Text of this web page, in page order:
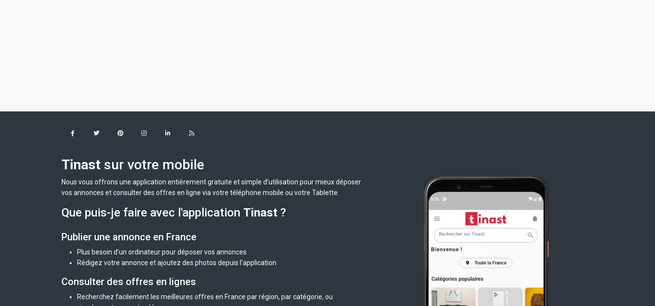
Tinast sur votre mobile
Nous vous offrons une application entièrement gratuite et simple d'utilisation pour mieux déposer
vos annonces et consulter des offres en ligne via votre téléphone mobile ou votre Tablette.
Que puis-je faire avec l'application Tinast ?
Publier une annonce en France
Plus besoin d'un ordinateur pour déposer vos annonces
Rédigez votre annonce et ajoutez des photos depuis l'application
Consulter des offres en lignes
Recherchez facilement les meilleures offres en France par région, par catégorie, ou